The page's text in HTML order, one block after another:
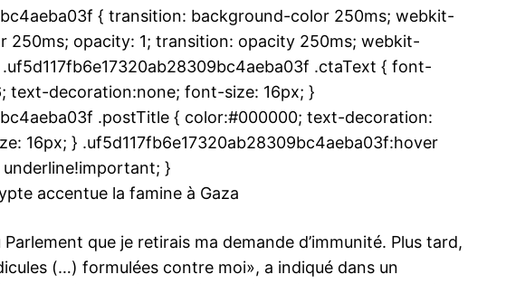
le1.ma
l'intelligence de
l'information
Insight Publications
À propos
{ transition: background-color 250ms; webkit-
250ms; opacity: 1; transition: opacity 250ms; webkit-
.ctaText { font-
text-decoration:none; font-size: 16px; }
.postTitle { color:#000000; text-decoration:
16px; } .uf5d117fb6e17320ab28309bc4aeba03f:hover
}
accentue la famine à Gaza
que je retirais ma demande d’immunité. Plus tard,
(…) formulées contre moi», a indiqué dans un